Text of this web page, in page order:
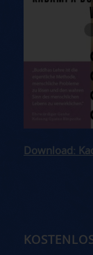
Download: